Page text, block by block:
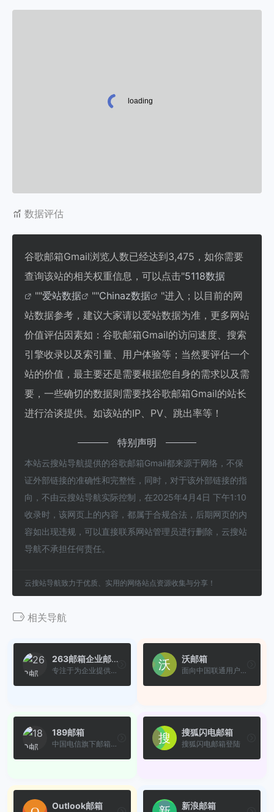
数据评估
谷歌邮箱Gmail浏览人数已经达到3,475，如你需要
查询该站的相关权重信息，可以点击"5118数据
""爱站数据 ""Chinaz数据
"进入；以目前的网
站数据参考，建议大家请以爱站数据为准，更多网站
价值评估因素如：谷歌邮箱Gmail的访问速度、搜索
引擎收录以及索引量、用户体验等；当然要评估一个
站的价值，最主要还是需要根据您自身的需求以及需
要，一些确切的数据则需要找谷歌邮箱Gmail的站长
进行洽谈提供。如该站的IP、PV、跳出率等！
特别声明
本站云搜站导航提供的谷歌邮箱Gmail都来源于网络，不保
证外部链接的准确性和完整性，同时，对于该外部链接的指
向，不由云搜站导航实际控制，在2025年4月4日 下午1:10
收录时，该网页上的内容，都属于合规合法，后期网页的内
容如出现违规，可以直接联系网站管理员进行删除，云搜站
导航不承担任何责任。
云搜站导航致力于优质、实用的网络站点资源收集与分享！
相关导航
263邮箱企业邮箱
专注于为企业提供快速、智能...
沃邮箱
面向中国联通用户提供的多功...
189邮箱
中国电信旗下邮箱服务
搜狐闪电邮箱
搜狐闪电邮箱登陆
Outlook邮箱 新浪邮箱